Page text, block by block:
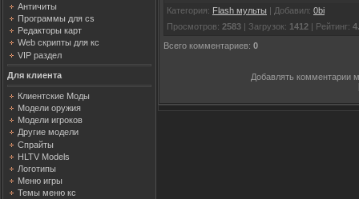
Античиты
Программы для cs
Редакторы карт
Web скрипты для кс
VIP раздел
Для клиента
Клиентские Моды
Модели оружия
Модели игроков
Другие модели
Спрайты
HLTV Models
Логотипы
Меню игры
Темы меню кс
Категория: Flash мульты | Добавил: 0bi
Просмотров: 2583 | Загрузок: 1412 | Рейтинг:
Всего комментариев: 0
Добавлять комментарии